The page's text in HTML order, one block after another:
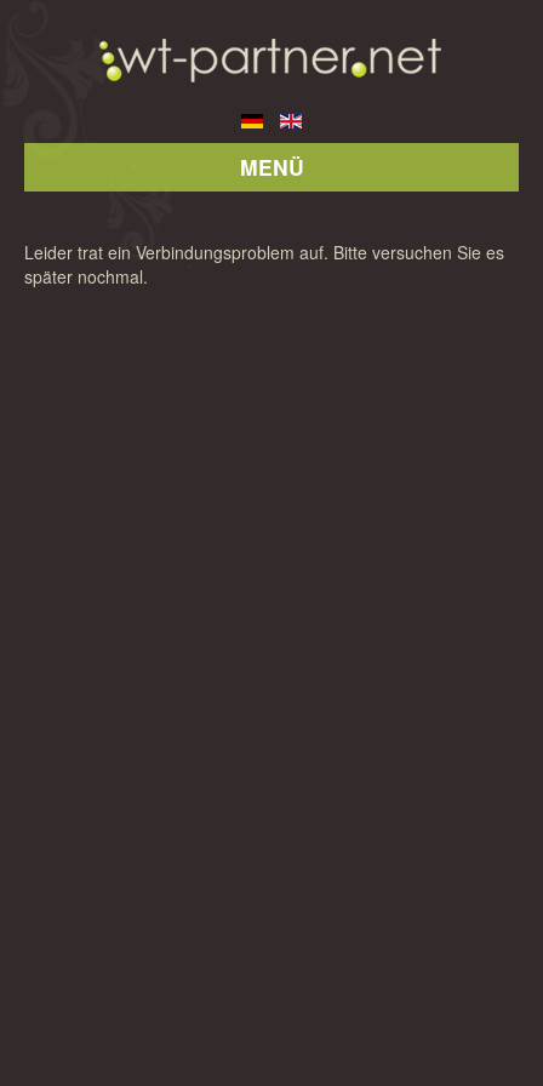
MENÜ
Leider trat ein Verbindungsproblem auf. Bitte versuchen Sie es
später nochmal.